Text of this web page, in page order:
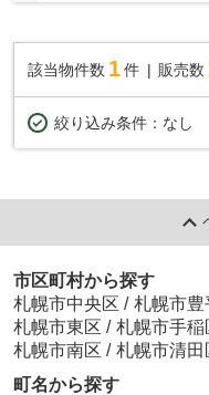
該当物件数 1件 販売数
絞り込み条件： なし
市区町村から探す
札幌市中央区 / 札幌市豊
札幌市東区 / 札幌市手稲
札幌市南区 / 札幌市清田
町名から探す